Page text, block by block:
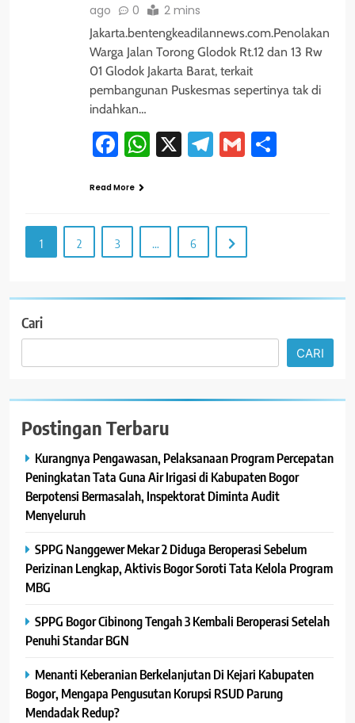
ago
0 2 mins
Jakarta.bentengkeadilannews.com.Penolakan
Warga Jalan Torong Glodok Rt.12 dan 13 Rw
01 Glodok Jakarta Barat, terkait
pembangunan Puskesmas sepertinya tak di
indahkan…
Facebook
WhatsApp
X Telegram
Gmail
Read More
1 2 3 … 6
Cari
CARI
Postingan Terbaru
Kurangnya Pengawasan, Pelaksanaan Program Percepatan
Peningkatan Tata Guna Air Irigasi di Kabupaten Bogor
Berpotensi Bermasalah, Inspektorat Diminta Audit
Menyeluruh
SPPG Nanggewer Mekar 2 Diduga Beroperasi Sebelum
Perizinan Lengkap, Aktivis Bogor Soroti Tata Kelola Program
MBG
SPPG Bogor Cibinong Tengah 3 Kembali Beroperasi Setelah
Penuhi Standar BGN
Menanti Keberanian Berkelanjutan Di Kejari Kabupaten
Bogor, Mengapa Pengusutan Korupsi RSUD Parung
Mendadak Redup?